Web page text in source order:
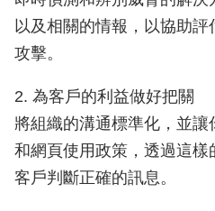
以及相關的情報，以協助
攻擊。
2. 為客戶的利益做好把關
將組織的溝通標準化，並讓
和網頁使用政策，透過這
客戶判斷正確的訊息。